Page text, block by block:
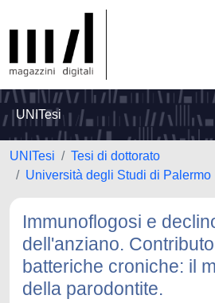
UNITesi
UNITesi
Tesi di dottorato
Università degli Studi di Palermo
Immunoflogosi e
dell'anziano.
batteriche croniche: il
della parodontite.